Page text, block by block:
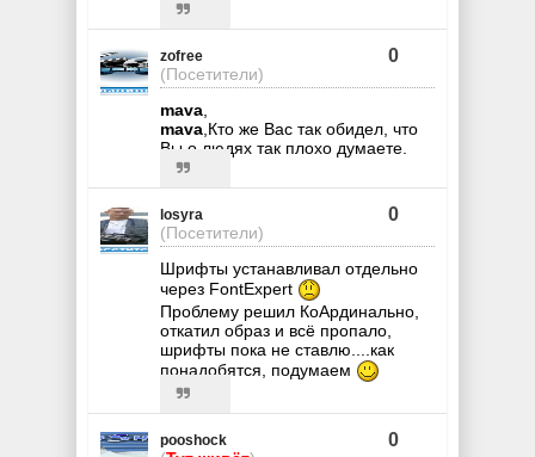
zofree
(Посетители)
0
mava
mava ,Кто же Вас так обидел, что
Вы о людях так плохо думаете.
losyra
(Посетители)
0
Шрифты устанавливал отдельно
через FontExpert
Проблему решил КоАрдинально,
откатил образ и всё пропало,
шрифты пока не ставлю....как
понадобятся, подумаем
pooshock 0